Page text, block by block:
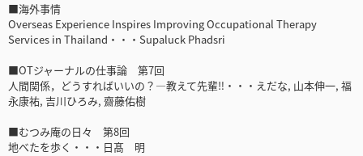
■海外事情
Overseas Experience Inspires Improving Occupational Therapy
Services in Thailand・・・Supaluck Phadsri
■OTジャーナルの仕事論 第7回
人間関係，どうすればいいの？―教えて先輩‼・・・えだな, 山本伸一, 福
永康祐, 吉川ひろみ, 齋藤佑樹
■むつみ庵の日々 第8回
地べたを歩く・・・日髙 明